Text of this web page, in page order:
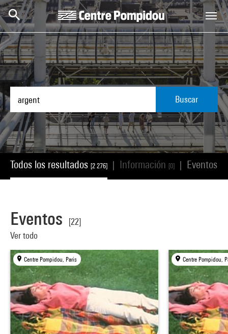
Skip to main content
Centre Pompidou
Buscar
Todos los resultados [2 276] Información [0] Eventos
Eventos
[22]
Ver todo
Centre Pompidou, Paris Centre Pompidou,